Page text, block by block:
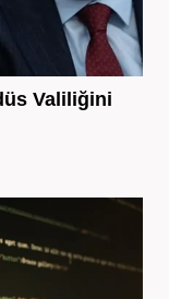
Valiliğini